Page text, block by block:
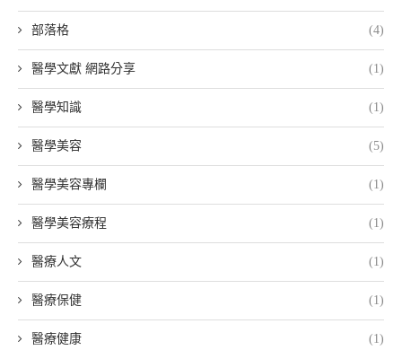
部落格 (4)
醫學文獻 網路分享 (1)
醫學知識 (1)
醫學美容 (5)
醫學美容專欄 (1)
醫學美容療程 (1)
醫療人文 (1)
醫療保健 (1)
醫療健康 (1)